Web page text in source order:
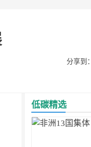
分享到：
低碳精选